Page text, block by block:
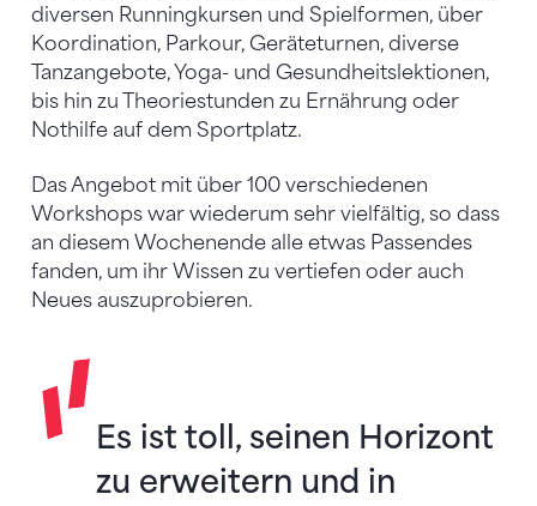
diversen Runningkursen und Spielformen, über
Koordination, Parkour, Geräteturnen, diverse
Tanzangebote, Yoga- und Gesundheitslektionen,
bis hin zu Theoriestunden zu Ernährung oder
Nothilfe auf dem Sportplatz.
Das Angebot mit über 100 verschiedenen
Workshops war wiederum sehr vielfältig, so dass
an diesem Wochenende alle etwas Passendes
fanden, um ihr Wissen zu vertiefen oder auch
Neues auszuprobieren.
Es ist toll, seinen Horizont
zu erweitern und in